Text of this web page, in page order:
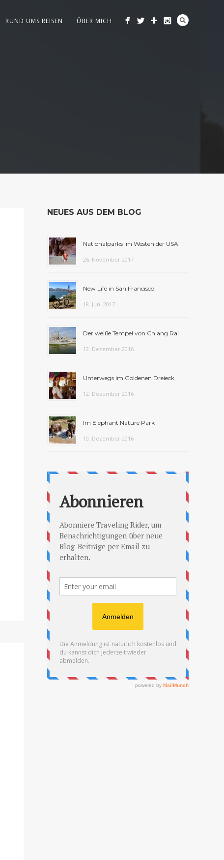
RUND UMS REISEN ÜBER MICH
NEUES AUS DEM BLOG
Nationalparks im Westen der USA
26. November 2017
New Life in San Francisco!
18. Juni 2017
Der weiße Tempel von Chiang Rai
12. Dezember 2016
Unterwegs im Goldenen Dreieck
12. Dezember 2016
Im Elephant Nature Park
10. Dezember 2016